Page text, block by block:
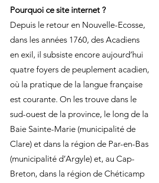
Pourquoi ce site internet ?
Depuis le retour en Nouvelle-Ecosse,
dans les années 1760, des Acadiens
en exil, il subsiste encore aujourd’hui
quatre foyers de peuplement acadien,
où la pratique de la langue française
est courante. On les trouve dans le
sud-ouest de la province, le long de la
Baie Sainte-Marie (municipalité de
Clare) et dans la région de Par-en-Bas
(municipalité d’Argyle) et, au Cap-
Breton, dans la région de Chéticamp